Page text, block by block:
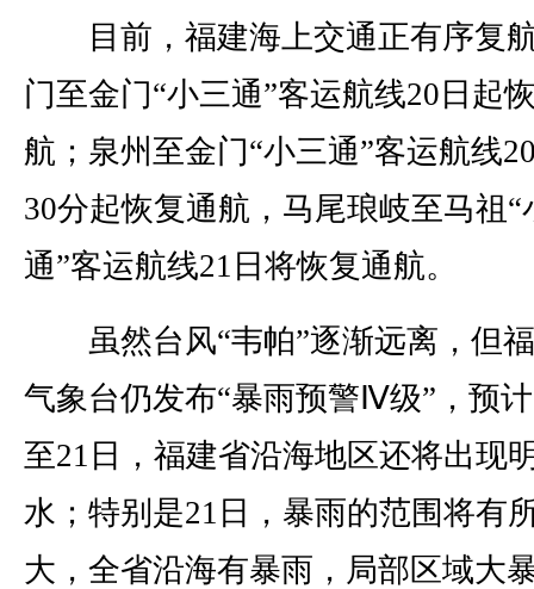
目前，福建海上交通正有序复
门至金门“小三通”客运航线20日起
航；泉州至金门“小三通”客运航线
30分起恢复通航，马尾琅岐至马祖“
通”客运航线21日将恢复通航。
虽然台风“韦帕”逐渐远离，但
气象台仍发布“暴雨预警Ⅳ级”，预
至21日，福建省沿海地区还将出现
水；特别是21日，暴雨的范围将有
大，全省沿海有暴雨，局部区域大